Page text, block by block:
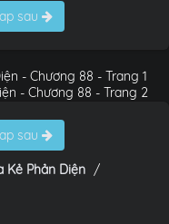
sau
sau
Kẻ Phản Diện